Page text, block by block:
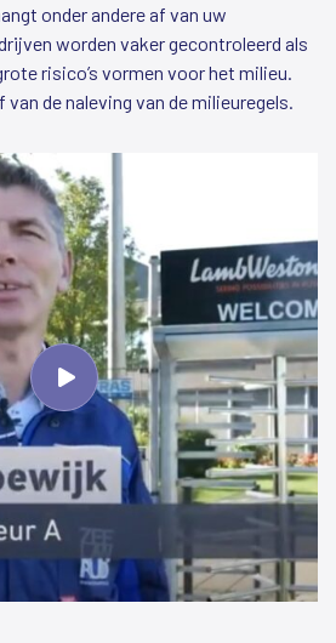
onder andere af van uw
worden vaker gecontroleerd als
risico’s vormen voor het milieu.
de naleving van de milieuregels.